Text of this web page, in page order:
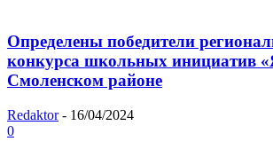
Определены победители
конкурса школьных инициатив
Смоленском районе
Redaktor - 16/04/2024
0